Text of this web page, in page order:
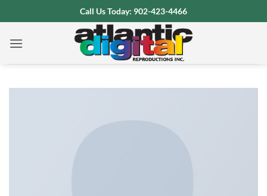
to
content
Call Us Today: 902-423-4466